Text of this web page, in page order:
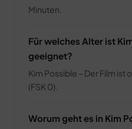
Minuten.
Für welches Alter ist
geeignet?
Kim Possible – Der Film
(FSK 0).
Worum geht es in Kim